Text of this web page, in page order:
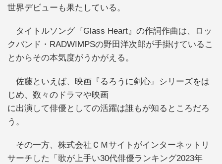
世界デビューも果たしている。
タイトルソング『Glass Heart』の作詞作曲は、ロッ
クバンド・RADWIMPSの野田洋次郎が手掛けているこ
とからその本気度がうかがえる。
佐藤といえば、映画『るろうに剣心』シリーズをは
じめ、数々のドラマや映画
に出演して俳優としての活躍は誰もが知るところだろ
う。
その一方、株式会社ＣＭサイトがインターネットリ
サーチした「歌が上手い30代俳優ランキング2023年